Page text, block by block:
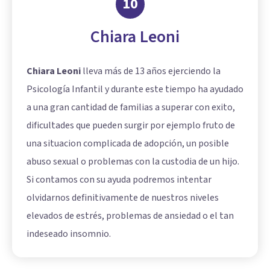
Chiara Leoni
Chiara Leonilleva más de 13 años ejerciendo la
Psicología Infantil y durante este tiempo ha ayudado
a una gran cantidad de familias a superar con exito,
dificultades que pueden surgir por ejemplo fruto de
una situacion complicada de adopción, un posible
abuso sexual o problemas con la custodia de un hijo.
Si contamos con su ayuda podremos intentar
olvidarnos definitivamente de nuestros niveles
elevados de estrés, problemas de ansiedad o el tan
indeseado insomnio.